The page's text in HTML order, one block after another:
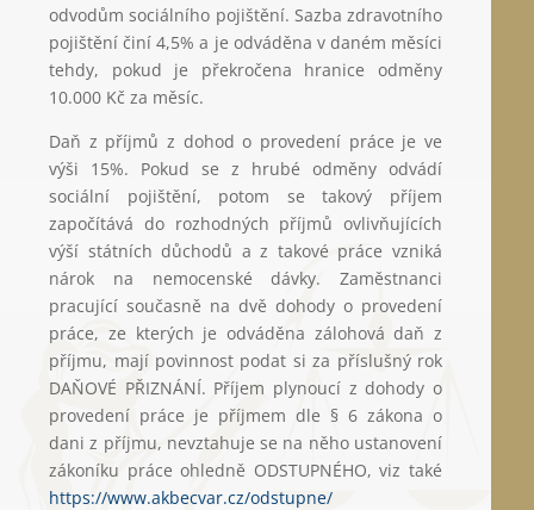
odvodům sociálního pojištění. Sazba zdravotního
pojištění činí 4,5% a je odváděna v daném měsíci
tehdy, pokud je překročena hranice odměny
10.000 Kč za měsíc.
Daň z příjmů z dohod o provedení práce je ve
výši 15%. Pokud se z hrubé odměny odvádí
sociální pojištění, potom se takový příjem
započítává do rozhodných příjmů ovlivňujících
výší státních důchodů a z takové práce vzniká
nárok na nemocenské dávky. Zaměstnanci
pracující současně na dvě dohody o provedení
práce, ze kterých je odváděna zálohová daň z
příjmu, mají povinnost podat si za příslušný rok
DAŇOVÉ PŘIZNÁNÍ. Příjem plynoucí z dohody o
provedení práce je příjmem dle § 6 zákona o
dani z příjmu, nevztahuje se na něho ustanovení
zákoníku práce ohledně ODSTUPNÉHO, viz také
https://www.akbecvar.cz/odstupne/